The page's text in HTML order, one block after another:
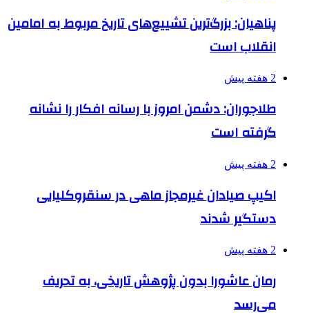
پناهیان: بزرگ‌ترین تشییع‌های تاریخ مربوط به امامین
انقلاب است
2 هفته پیش
طلاجوران: دشمن امروز با رسانه افکار را نشانه
گرفته است
2 هفته پیش
اکیپ صیادان غیرمجاز ماهی در سنقروکلیایی
دستگیر شدند
2 هفته پیش
رمان عاشورا بدون پژوهش تاریخی، به تحریف
می‌رسد